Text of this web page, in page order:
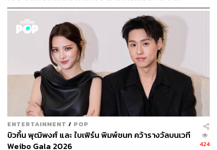
ENTERTAINMENT / POP
บิวกิ้น พุฒิพงศ์ และ ใบเฟิร์น พิมพ์ชนก คว้ารางวัลบนเวที
Weibo Gala 2026
424